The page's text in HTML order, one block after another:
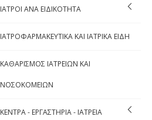
ΙΑΤΡΟΙ ΑΝΑ ΕΙΔΙΚΟΤΗΤΑ
ΙΑΤΡΟΦΑΡΜΑΚΕΥΤΙΚΑ ΚΑΙ ΙΑΤΡΙΚΑ ΕΙΔΗ
ΚΑΘΑΡΙΣΜΟΣ ΙΑΤΡΕΙΩΝ ΚΑΙ
ΝΟΣΟΚΟΜΕΙΩΝ
ΚΕΝΤΡΑ - ΕΡΓΑΣΤΗΡΙΑ - ΙΑΤΡΕΙΑ